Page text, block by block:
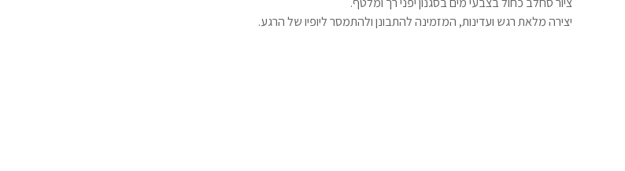
יצירה מלאת רגש ועדינות, המזמינה להתבונן ולהתמסר ליופיו של הרגע.